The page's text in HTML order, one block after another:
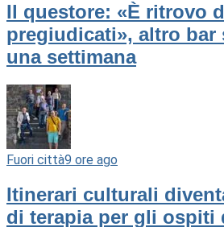
Il questore: «È ritrovo
pregiudicati», altro bar
una settimana
Fuori città9 ore ago
Itinerari culturali
di terapia per gli ospiti